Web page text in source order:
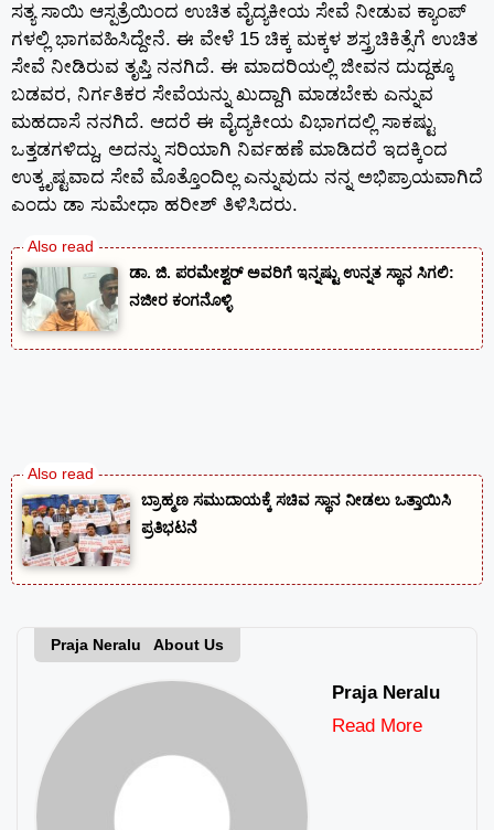
ಸತ್ಯ ಸಾಯಿ ಆಸ್ಪತ್ರೆಯಿಂದ ಉಚಿತ ವೈದ್ಯಕೀಯ ಸೇವೆ ನೀಡುವ ಕ್ಯಾಂಪ್
ಗಳಲ್ಲಿ ಭಾಗವಹಿಸಿದ್ದೇನೆ. ಈ ವೇಳೆ 15 ಚಿಕ್ಕ ಮಕ್ಕಳ ಶಸ್ತ್ರಚಿಕಿತ್ಸೆಗೆ ಉಚಿತ
ಸೇವೆ ನೀಡಿರುವ ತೃಪ್ತಿ ನನಗಿದೆ. ಈ ಮಾದರಿಯಲ್ಲಿ ಜೀವನ ದುದ್ದಕ್ಕೂ
ಬಡವರ, ನಿರ್ಗತಿಕರ ಸೇವೆಯನ್ನು ಖುದ್ದಾಗಿ ಮಾಡಬೇಕು ಎನ್ನುವ
ಮಹದಾಸೆ ನನಗಿದೆ. ಆದರೆ ಈ ವೈದ್ಯಕೀಯ ವಿಭಾಗದಲ್ಲಿ ಸಾಕಷ್ಟು
ಒತ್ತಡಗಳಿದ್ದು, ಅದನ್ನು ಸರಿಯಾಗಿ ನಿರ್ವಹಣೆ ಮಾಡಿದರೆ ಇದಕ್ಕಿಂದ
ಉತ್ಕೃಷ್ಟವಾದ ಸೇವೆ ಮೊತ್ತೊಂದಿಲ್ಲ ಎನ್ನುವುದು ನನ್ನ ಅಭಿಪ್ರಾಯವಾಗಿದೆ
ಎಂದು ಡಾ ಸುಮೇಧಾ ಹರೀಶ್ ತಿಳಿಸಿದರು.
ಡಾ. ಜಿ. ಪರಮೇಶ್ವರ್ ಅವರಿಗೆ ಇನ್ನಷ್ಟು ಉನ್ನತ ಸ್ಥಾನ ಸಿಗಲಿ:
ನಜೀರ ಕಂಗನೊಳ್ಳಿ
ಬ್ರಾಹ್ಮಣ ಸಮುದಾಯಕ್ಕೆ ಸಚಿವ ಸ್ಥಾನ ನೀಡಲು ಒತ್ತಾಯಿಸಿ
ಪ್ರತಿಭಟನೆ
Praja Neralu About Us
Praja Neralu
Read More